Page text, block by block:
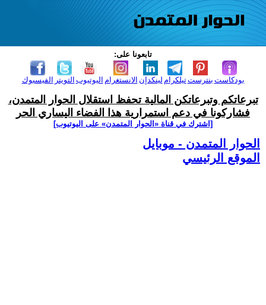
تابعونا على:
الفيسبوك التويتر اليوتيوب الانستغرام لينكدإن تيلكرامبنترست بودكاست
تبرعاتكم وتبرعاتكن المالية تحفظ استقلال الحوار المتمدن،
فشاركونا في دعم استمرارية هذا الفضاء اليساري الحر
[اشترك في قناة ‫«الحوار المتمدن» على اليوتيوب]
الحوار المتمدن - موبايل
الموقع الرئيسي